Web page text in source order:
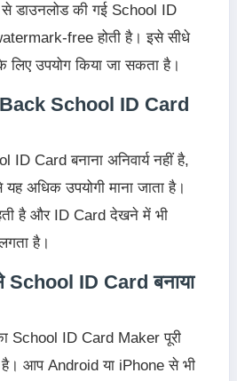
डाउनलोड की गई School ID
free होती है। इसे सीधे
उपयोग किया जा सकता है।
School ID Card
Card बनाना अनिवार्य नहीं है,
अधिक उपयोगी माना जाता है।
है और ID Card देखने में भी
है।
ID Card बनाया
School ID Card Maker पूरी
आप Android या iPhone से भी